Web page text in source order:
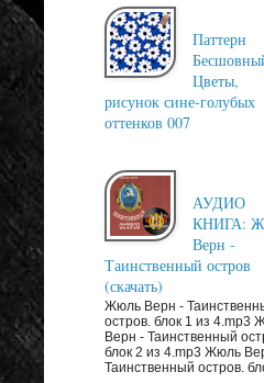
Паттерн
Цветы,
рисунок сине-голубых
оттенков 007
АУДИО
КНИГА:
Верн -
Таинственный остров
(скачать)
Жюль Верн -
остров. блок 1 из 4.mp3
Верн - Таинственный
блок 2 из 4.mp3 Жюль
Таинственный остров.